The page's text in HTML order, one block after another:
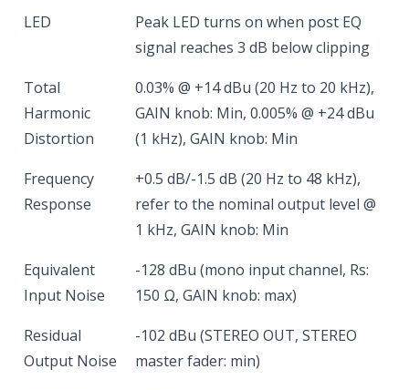
LED
Peak LED turns on when post EQ
signal reaches 3 dB below clipping
Total
Harmonic
Distortion
0.03% @ +14 dBu (20 Hz to 20 kHz),
GAIN knob: Min, 0.005% @ +24 dBu
(1 kHz), GAIN knob: Min
Frequency
Response
+0.5 dB/-1.5 dB (20 Hz to 48 kHz),
refer to the nominal output level @
1 kHz, GAIN knob: Min
Equivalent
Input Noise
-128 dBu (mono input channel, Rs:
150 Ω, GAIN knob: max)
Residual
Output Noise
-102 dBu (STEREO OUT, STEREO
master fader: min)